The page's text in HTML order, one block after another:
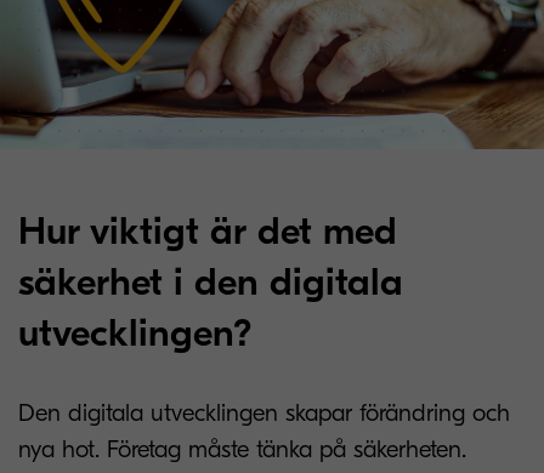
Hur viktigt är det med
säkerhet i den digitala
utvecklingen?
Den digitala utvecklingen skapar förändring och
nya hot. Företag måste tänka på säkerheten.